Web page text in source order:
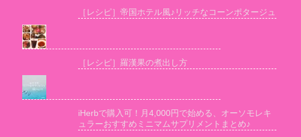
［レシピ］帝国ホテル風♪リッチなコーンポタージュ
［レシピ］羅漢果の煮出し方
iHerbで購入可！月4,000円で始める、オーソモレキ
ュラーおすすめミニマムサプリメントまとめ♪